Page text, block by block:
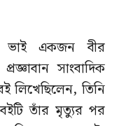
ভাই একজন বীর
সাংবাদিক
লিখেছিলেন, তিনি
তাঁর মৃত্যুর পর